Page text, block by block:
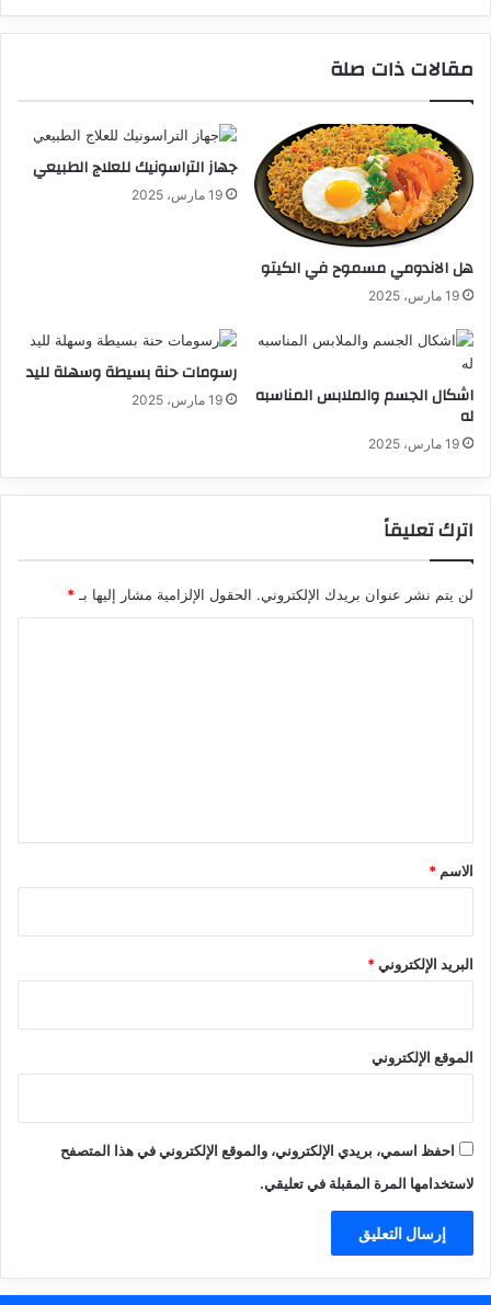
مقالات ذات صلة
هل الاندومي مسموح في الكيتو
19 مارس، 2025
جهاز التراسونيك للعلاج الطبيعي
19 مارس، 2025
اشكال الجسم والملابس المناسبه
له
19 مارس، 2025
رسومات حنة بسيطة وسهلة لليد
19 مارس، 2025
اترك تعليقاً
لن يتم نشر عنوان بريدك الإلكتروني. الحقول الإلزامية مشار إليها بـ *
*
الاسم *
البريد الإلكتروني*
الموقع الإلكتروني
احفظ اسمي، بريدي الإلكتروني، والموقع الإلكتروني في هذا المتصفح
لاستخدامها المرة المقبلة في تعليقي.